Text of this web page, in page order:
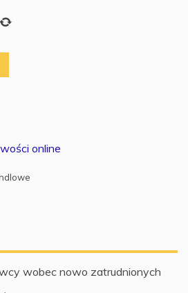
online
wobec nowo zatrudnionych